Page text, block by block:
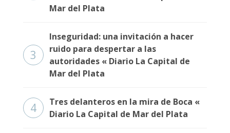
Mar del Plata
3
Inseguridad: una invitación a hacer
ruido para despertar a las
autoridades « Diario La Capital de
Mar del Plata
4
Tres delanteros en la mira de Boca «
Diario La Capital de Mar del Plata